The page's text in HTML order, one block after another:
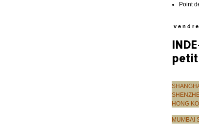
Point
HONG
MUMBAI